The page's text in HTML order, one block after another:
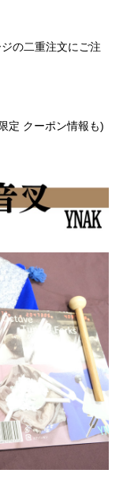
の二重注文にご注
定 クーポン情報も)